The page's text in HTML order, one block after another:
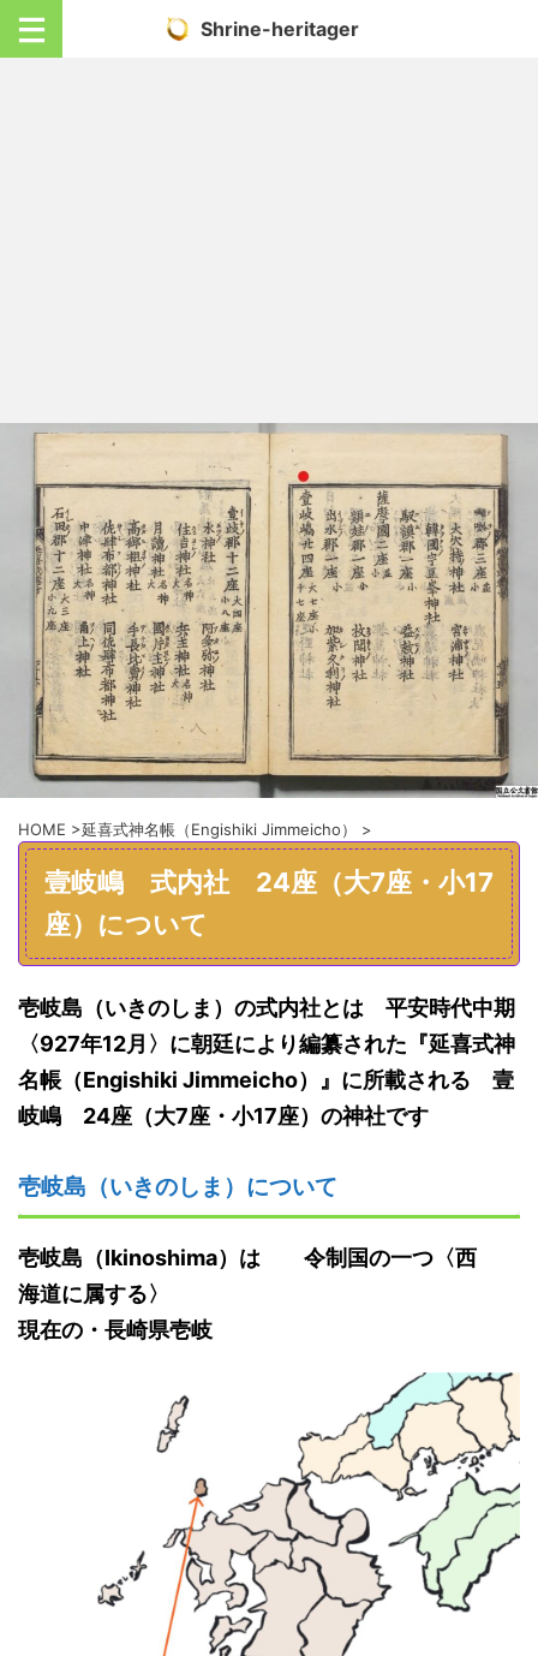
Shrine-heritager
HOME >延喜式神名帳（Engishiki Jimmeicho） >
壹岐嶋 式内社 24座（大7座・小17
座）について
壱岐島 （いきのしま） の式内社とは 平安時代中期
〈927年12月〉に朝廷により編纂された『延喜式神
名帳（Engishiki Jimmeicho）』に所載される 壹
岐嶋 24座（大7座・小17座） の神社です
壱岐島（いきのしま）について
壱岐島 （Ikinoshima） は 令制国の一つ 〈西
海道に属する〉
現在の ・長崎県壱岐